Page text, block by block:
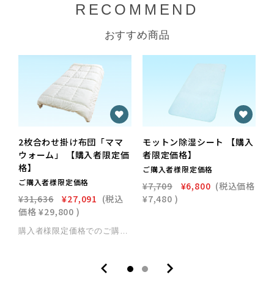
RECOMMEND
おすすめ商品
2枚合わせ掛け布団「ママ
ウォーム」 【購入者限定価
格】
ご購入者様限定価格
¥31,636 ¥27,091 (税込
価格 ¥29,800 )
モットン除湿シート 【購入
者限定価格】
ご購入者様限定価格
¥7,709 ¥6,800 (税込価格
¥7,480 )